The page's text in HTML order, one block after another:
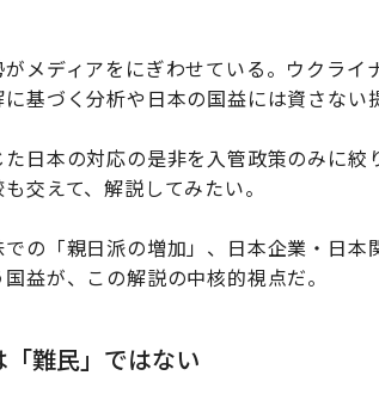
メディアをにぎわせている。ウクライ
基づく分析や日本の国益には資さない
日本の対応の是非を入管政策のみに絞
交えて、解説してみたい。
の「親日派の増加」、日本企業・日本
益が、この解説の中核的視点だ。
難民」ではない